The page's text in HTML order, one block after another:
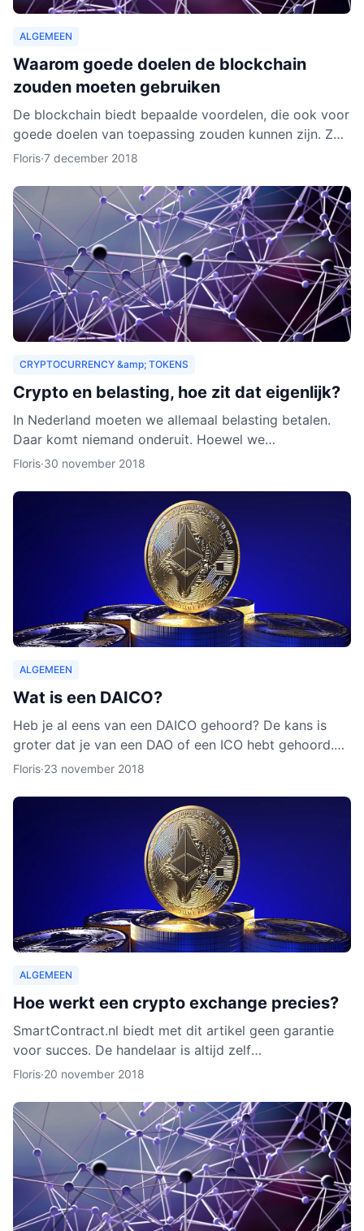
ALGEMEEN
Waarom goede doelen de blockchain
zouden moeten gebruiken
De blockchain biedt bepaalde voordelen, die ook voor
goede doelen van toepassing zouden kunnen zijn. Zo
zouden organisaties ook een heel nieuw publiek
Floris·7 december 2018
CRYPTOCURRENCY &amp; TOKENS
Crypto en belasting, hoe zit dat eigenlijk?
In Nederland moeten we allemaal belasting betalen.
Daar komt niemand onderuit. Hoewel we
cryptocurrency vaak zien als virtueel geld, is het toch
Floris·30 november 2018
ALGEMEEN
Wat is een DAICO?
Heb je al eens van een DAICO gehoord? De kans is
groter dat je van een DAO of een ICO hebt gehoord.
Hoewel het concept van DAICO nog nooit is ingezet,
Floris·23 november 2018
ALGEMEEN
Hoe werkt een crypto exchange precies?
SmartContract.nl biedt met dit artikel geen garantie
voor succes. De handelaar is altijd zelf
verantwoordelijk voor zijn of haar munten. Het is
Floris·20 november 2018